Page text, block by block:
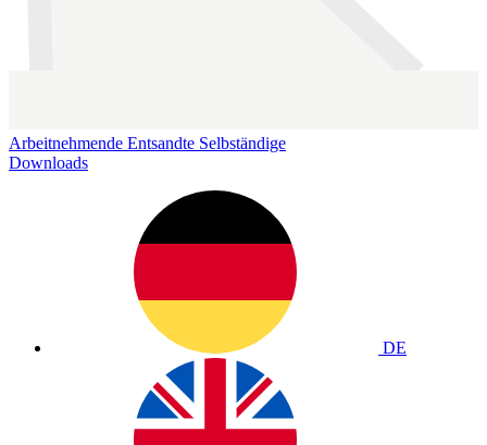
Arbeitnehmende Entsandte Selbständige
Downloads
DE